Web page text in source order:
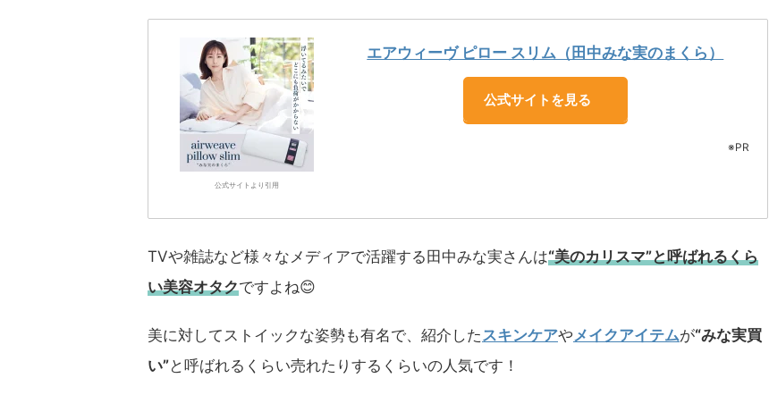
公式サイトより引用
エアウィーヴ ピロー スリム（田中みな実のまくら）
公式サイトを見る
※PR
TVや雑誌など様々なメディアで活躍する田中みな実さんは“美のカリスマ”と呼ばれるくら
い美容オタクですよね😊
美に対してストイックな姿勢も有名で、紹介したスキンケアやメイクアイテムが“みな実買
い”と呼ばれるくらい売れたりするくらいの人気です！